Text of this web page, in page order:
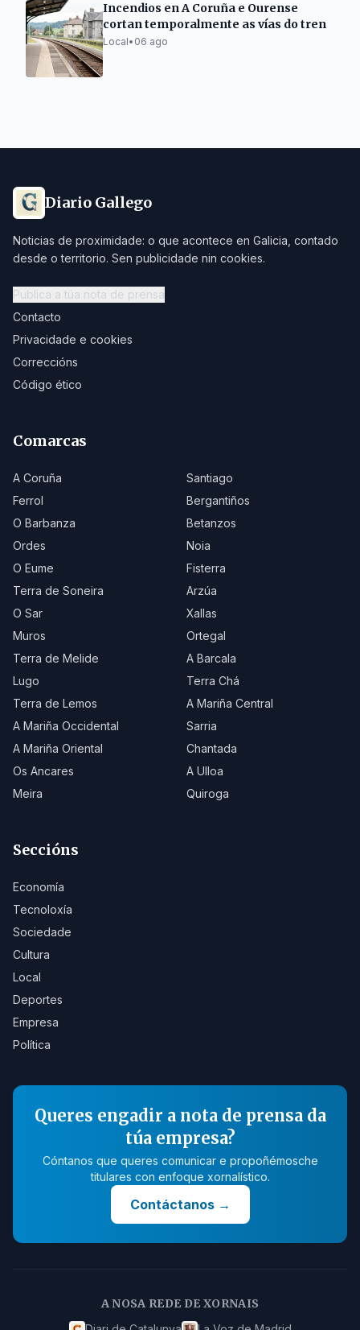
Incendios en A Coruña e Ourense
cortan temporalmente as vías do tren
Local• 06 ago
Diario Gallego
Noticias de proximidade: o que acontece en Galicia, contado
desde o territorio. Sen publicidade nin cookies.
Publica a túa nota de prensa
Contacto
Privacidade e cookies
Correccións
Código ético
Comarcas
A Coruña
Santiago
Ferrol
Bergantiños
O Barbanza
Betanzos
Ordes
Noia
O Eume
Fisterra
Terra de Soneira
Arzúa
O Sar
Xallas
Muros
Ortegal
Terra de Melide
A Barcala
Lugo
Terra Chá
Terra de Lemos
A Mariña Central
A Mariña Occidental
Sarria
A Mariña Oriental
Chantada
Os Ancares
A Ulloa
Meira
Quiroga
Seccións
Economía
Tecnoloxía
Sociedade
Cultura
Local
Deportes
Empresa
Política
Queres engadir a nota de prensa da
túa empresa?
Cóntanos que queres comunicar e propoñémosche
titulares con enfoque xornalístico.
Contáctanos→
A NOSA REDE DE XORNAIS